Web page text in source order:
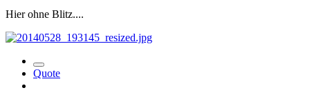
Hier ohne Blitz....
Quote